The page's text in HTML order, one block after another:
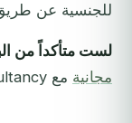
للجنسية عن طريق
لست متأكداً من
مجانية مع Mirabello Consultancy.